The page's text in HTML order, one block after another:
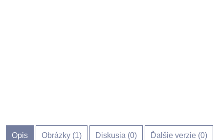
Opis Obrázky (1) Diskusia (0) Ďalšie verzie (0)